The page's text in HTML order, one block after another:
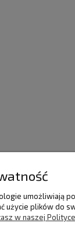
Raty/
umożliwiają
użycie plików do
w naszej